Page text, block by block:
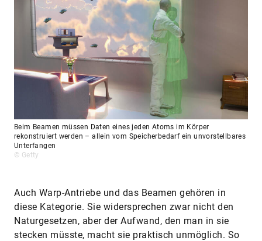
Beim Beamen müssen Daten eines jeden Atoms im Körper
rekonstruiert werden – allein vom Speicherbedarf ein unvorstellbares
Unterfangen
© Getty
Auch Warp-Antriebe und das Beamen gehören in
diese Kategorie. Sie widersprechen zwar nicht den
Naturgesetzen, aber der Aufwand, den man in sie
stecken müsste, macht sie praktisch unmöglich. So